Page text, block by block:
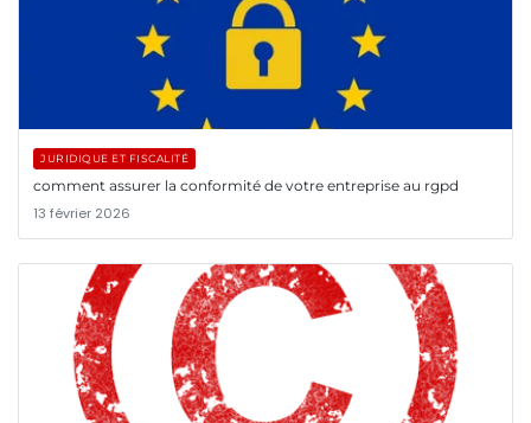
JURIDIQUE ET FISCALITÉ
comment assurer la conformité de votre entreprise au rgpd
13 février 2026